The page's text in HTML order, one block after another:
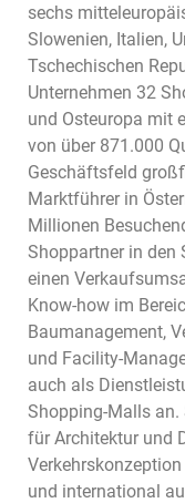
sechs
Slowenien, Italien,
Tschechischen
Unternehmen 32
und Osteuropa mit
von über 871.000
Geschäftsfeld
Marktführer in
Millionen
Shoppartner in den
einen
Know-how im
Baumanagement,
und Facility-
auch als
Shopping-Malls an.
für Architektur und
und international